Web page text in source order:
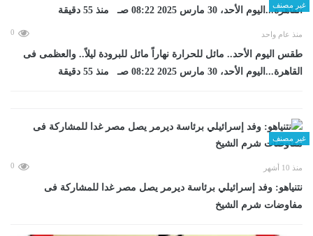
غير مصنف
منذ عام واحد 0
طقس اليوم الأحد.. مائل للحرارة نهاراً مائل للبرودة ليلاً.. والعظمى فى
القاهرة...اليوم الأحد، 30 مارس 2025 08:22 صـ منذ 55 دقيقة
غير مصنف
منذ 10 أشهر 0
نتنياهو: وفد إسرائيلي برئاسة ديرمر يصل مصر غدا للمشاركة فى
مفاوضات شرم الشيخ